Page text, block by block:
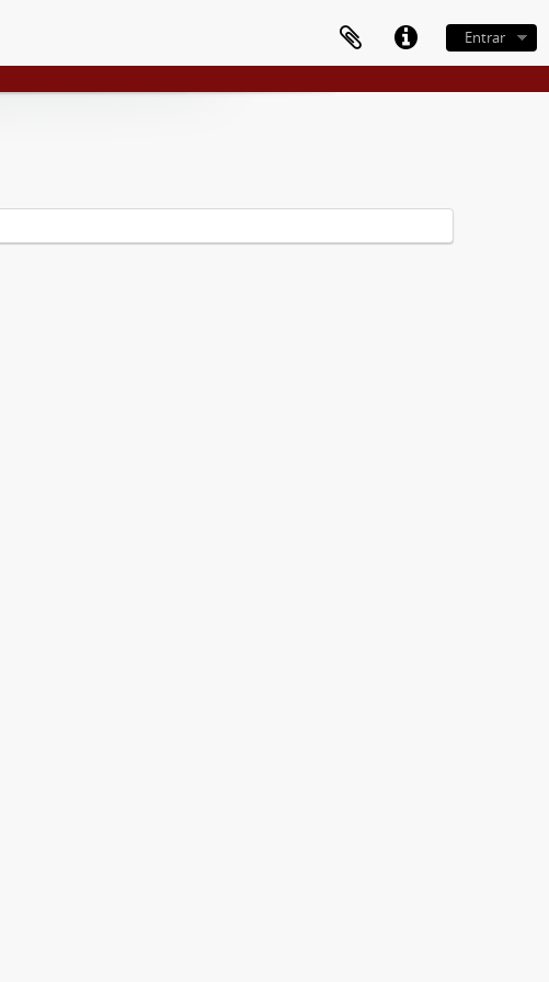
Entrar